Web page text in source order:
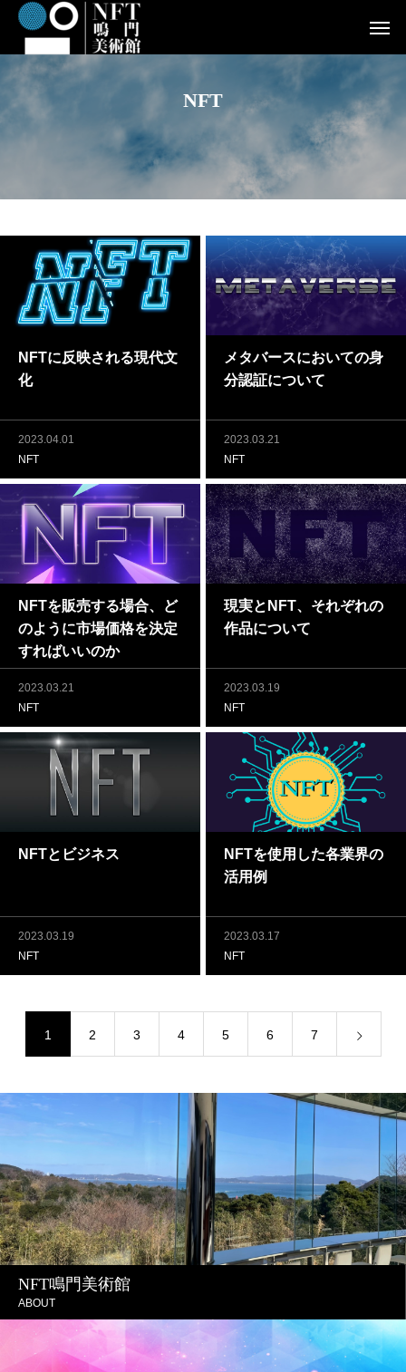
NFT
NFTに反映される現代文
化
2023.04.01
NFT
メタバースにおいての身
分認証について
2023.03.21
NFT
NFTを販売する場合、ど
のように市場価格を決定
すればいいのか
2023.03.21
NFT
現実とNFT、それぞれの
作品について
2023.03.19
NFT
NFTとビジネス
2023.03.19
NFT
NFTを使用した各業界の
活用例
2023.03.17
NFT
1 2 3 4 5 6 7
NFT鳴門美術館
ABOUT